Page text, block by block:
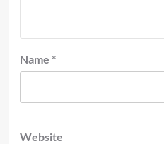
Name *
Website